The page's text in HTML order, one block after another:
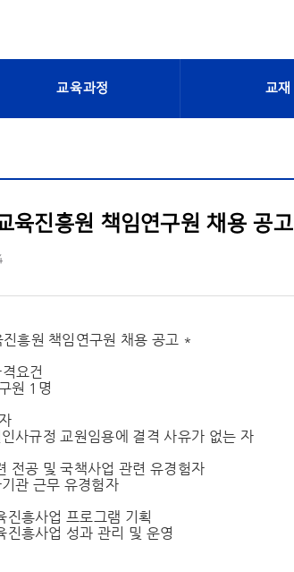
교육과정 교재
육진흥원 책임연구원 채용 공고
흥원 책임연구원 채용 공고 *
요건
원 1명
사규정 교원임용에 결격 사유가 없는 자
전공 및 국책사업 관련 유경험자
관 근무 유경험자
진흥사업 프로그램 기획
진흥사업 성과 관리 및 운영